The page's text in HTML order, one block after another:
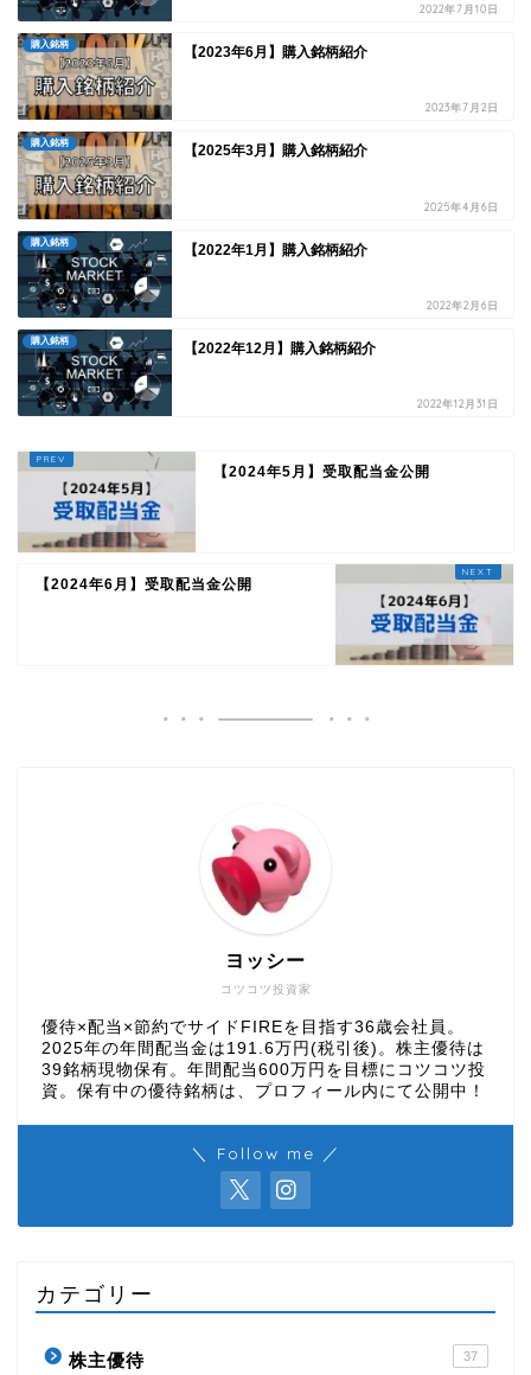
2022年7月10日
購入銘柄 【2023年6月】購入銘柄紹介
2023年7月2日
購入銘柄 【2025年3月】購入銘柄紹介
2025年4月6日
購入銘柄 【2022年1月】購入銘柄紹介
2022年2月6日
購入銘柄 【2022年12月】購入銘柄紹介
2022年12月31日
【2024年5月】受取配当金公開
【2024年6月】受取配当金公開
コツコツ投資家
ヨッシー
優待×配当×節約でサイドFIREを目指す36歳会社員。
2025年の年間配当金は191.6万円(税引後)。株主優待は
39銘柄現物保有。年間配当600万円を目標にコツコツ投
資。保有中の優待銘柄は、プロフィール内にて公開中！
＼ Follow me ／
カテゴリー
株主優待 37